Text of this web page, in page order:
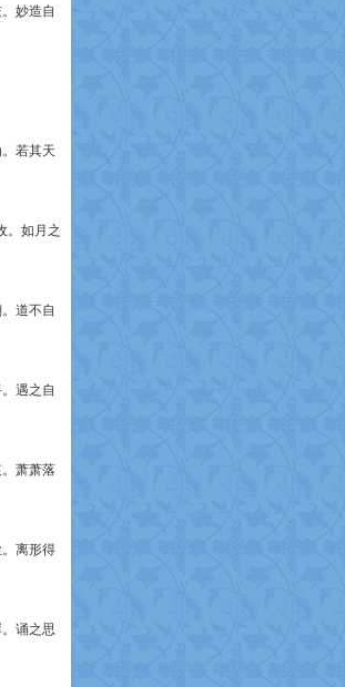
妙造自
若其天
。如月之
道不自
遇之自
萧萧落
离形得
诵之思